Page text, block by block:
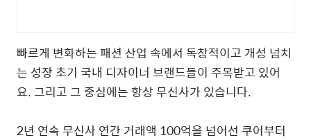
빠르게 변화하는 패션 산업 속에서 독창적이고 개성 넘치
는 성장 초기 국내 디자이너 브랜드들이 주목받고 있어
요. 그리고 그 중심에는 항상 무신사가 있습니다.
2년 연속 무신사 연간 거래액 100억을 넘어선 쿠어부터